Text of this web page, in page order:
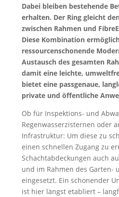
Dabei bleiben bestehende
erhalten. Der Ring gleicht
zwischen Rahmen und
Diese Kombination
ressourcenschonende
Austausch des gesamten
damit eine leichte,
bietet eine passgenaue,
private und öffentliche
Ob für Inspektions- und
Regenwasserzisternen oder
Infrastruktur: Um diese zu
einen schnellen Zugang zu
Schachtabdeckungen auch
und im Rahmen des Garten-
eingesetzt. Ein schonender
ist hier längst etabliert –